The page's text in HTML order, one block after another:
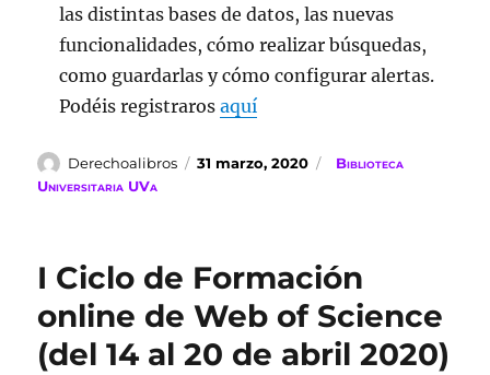
las distintas bases de datos, las nuevas
funcionalidades, cómo realizar búsquedas,
como guardarlas y cómo configurar alertas.
Podéis registrarosaquí
Autor
Derechoalibros
Publicado
31 marzo, 2020 Categorías
Biblioteca
Universitaria UVa
I Ciclo de Formación
online de Web of Science
(del 14 al 20 de abril 2020)